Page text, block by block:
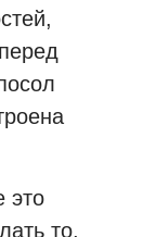
это
то,